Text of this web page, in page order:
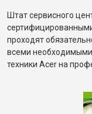
Штат сервисного
проходят
всеми
техники Acer на